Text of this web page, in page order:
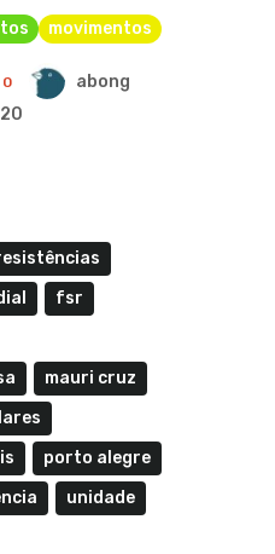
movimentos
0
abong
fsr
mauri cruz
porto alegre
unidade